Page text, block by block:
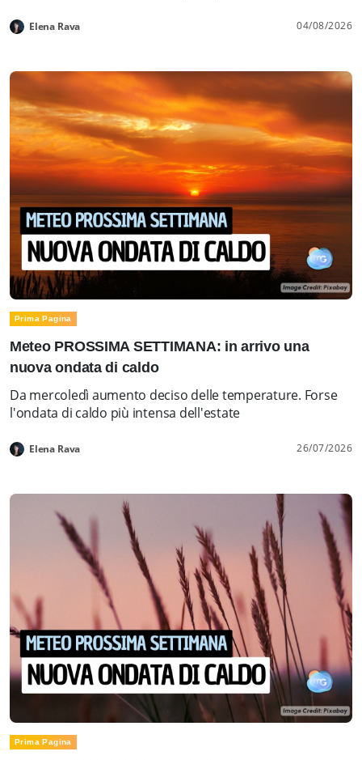
Elena Rava 04/08/2026
Prima Pagina
Meteo PROSSIMA SETTIMANA: in arrivo una
nuova ondata di caldo
Da mercoledì aumento deciso delle temperature. Forse
l'ondata di caldo più intensa dell'estate
Elena Rava 26/07/2026
Prima Pagina